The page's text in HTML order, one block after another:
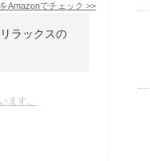
Amazonでチェック >>
ラックスの
ます。